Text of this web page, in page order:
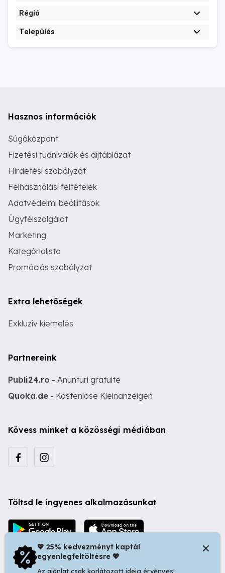
Régió
Település
Hasznos információk
Súgóközpont
Fizetési tudnivalók és díjtáblázat
Hirdetési szabályzat
Felhasználási feltételek
Adatvédelmi beállítások
Ügyfélszolgálat
Marketing
Kategórialista
Promóciós szabályzat
Extra lehetőségek
Exkluzív kiemelés
Partnereink
Publi24.ro - Anunturi gratuite
Quoka.de - Kostenlose Kleinanzeigen
Kövess minket a közösségi médiában
Töltsd le ingyenes alkalmazásunkat
💖 25% kedvezményt kaptál
egyenlegfeltöltésre 💖
Az ajánlat csak korlátozott ideig érvényes!